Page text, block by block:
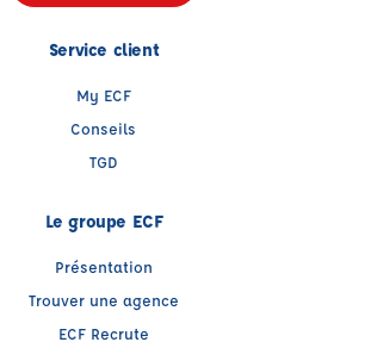
Service client
My ECF
Conseils
TGD
Le groupe ECF
Présentation
Trouver une agence
ECF Recrute